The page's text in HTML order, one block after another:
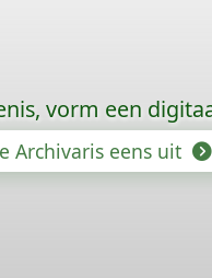
vorm een
Archivaris eens uit